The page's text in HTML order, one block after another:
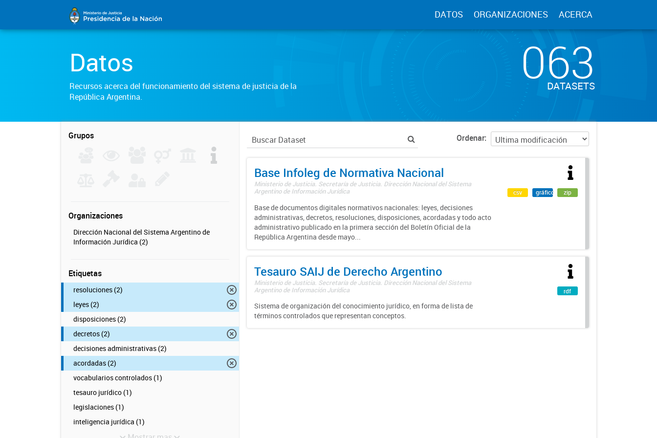
DATOS ORGANIZACIONES ACERCA
Datos
Recursos acerca del funcionamiento del sistema de justicia de la
República Argentina.
063
DATASETS
Grupos
Organizaciones
Dirección Nacional del Sistema Argentino de
Información Jurídica (2)
Etiquetas
resoluciones (2)
leyes (2)
disposiciones (2)
decretos (2)
decisiones administrativas (2)
acordadas (2)
vocabularios controlados (1)
tesauro jurídico (1)
legislaciones (1)
inteligencia jurídica (1)
Ordenar
Base Infoleg de Normativa Nacional
Ministerio de Justicia. Secretaría de Justicia. Dirección Nacional del Sistema
Argentino de Información Jurídica
Base de documentos digitales normativos nacionales: leyes, decisiones
administrativas, decretos, resoluciones, disposiciones, acordadas y todo acto
administrativo publicado en la primera sección del Boletín Oficial de la
República Argentina desde mayo...
csv gráfico zip
Tesauro SAIJ de Derecho Argentino
Ministerio de Justicia. Secretaría de Justicia. Dirección Nacional del Sistema
Argentino de Información Jurídica
Sistema de organización del conocimiento jurídico, en forma de lista de
términos controlados que representan conceptos.
rdf